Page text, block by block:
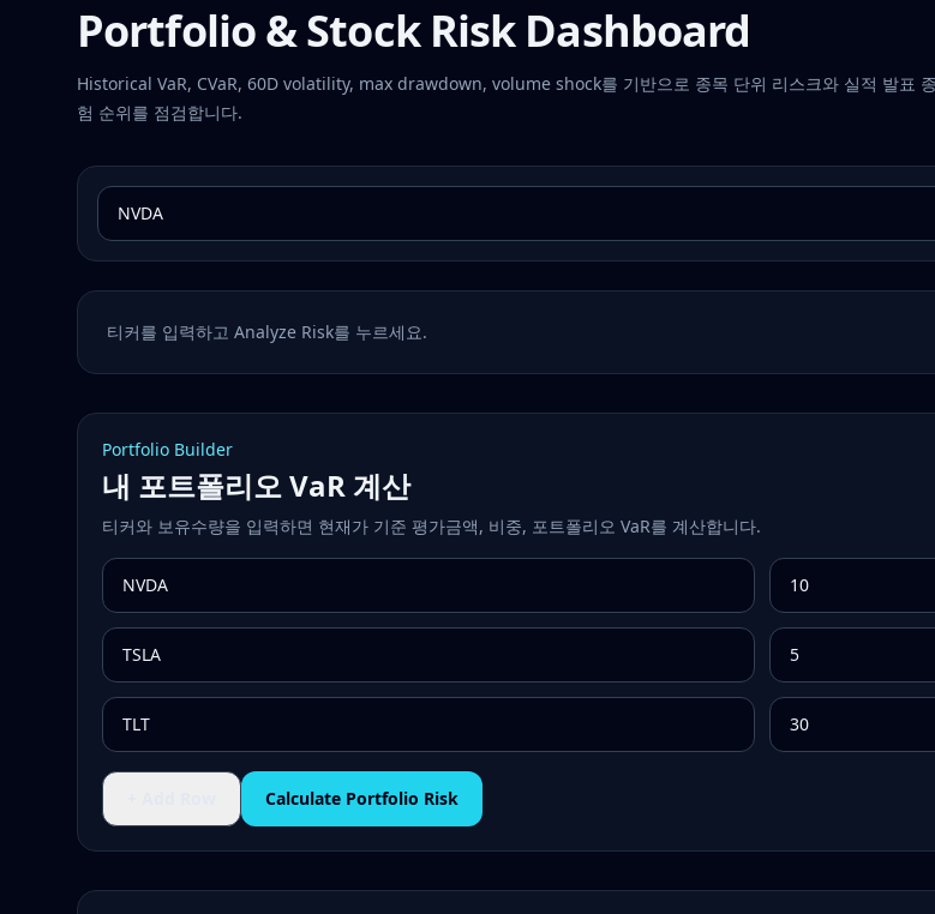
Portfolio & Stock Risk Dashboard
Historical VaR, CVaR, 60D volatility, max drawdown, volume shock를 기반으로 종목 단위 리스크와 실적 발표
험 순위를 점검합니다.
티커를 입력하고 Analyze Risk를 누르세요.
Portfolio Builder
내 포트폴리오 VaR 계산
티커와 보유수량을 입력하면 현재가 기준 평가금액, 비중, 포트폴리오 VaR를 계산합니다.
Calculate Portfolio Risk